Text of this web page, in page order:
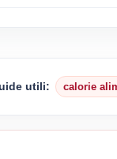
utili: calorie